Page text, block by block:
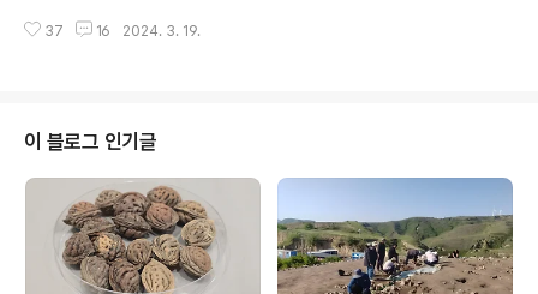
of Gyeongju 경주慶州 천마총天馬塚 출토 금제영락金
37 16 2024. 3. 19.
이 블로그 인기글